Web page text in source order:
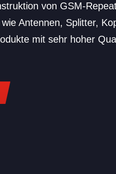
von GSM-
Antennen, Splitter,
mit sehr hoher